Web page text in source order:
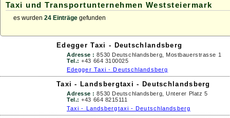
Taxi und Transportunternehmen Weststeiermark
es wurden 24 Einträge gefunden
Edegger Taxi - Deutschlandsberg
Adresse :8530 Deutschlandsberg, Mostbauerstrasse 1
Tel.:+43 664 3100025
Edegger Taxi - Deutschlandsberg
Taxi - Landsbergtaxi - Deutschlandsberg
Adresse :8530 Deutschlandsberg, Unterer Platz 5
Tel.:+43 664 8215111
Taxi - Landsbergtaxi - Deutschlandsberg